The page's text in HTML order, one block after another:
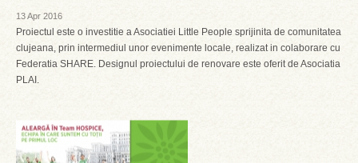
13 Apr 2016
Proiectul este o investitie a Asociatiei Little People sprijinita de comunitatea
clujeana, prin intermediul unor evenimente locale, realizat in colaborare cu
Federatia SHARE. Designul proiectului de renovare este oferit de Asociatia
PLAI.